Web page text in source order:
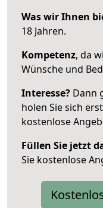
Was wir Ihnen
18 Jahren.
Kompetenz, da
Wünsche und
Interesse? Dann
holen Sie sich
kostenlose
Füllen Sie jetzt
Sie kostenlose